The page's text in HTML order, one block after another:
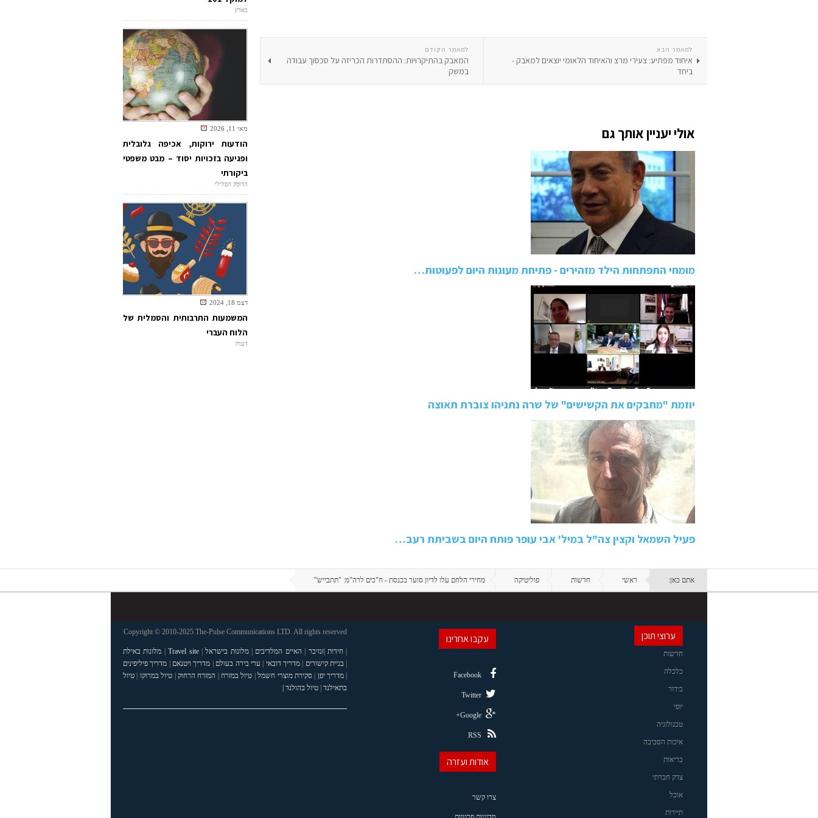
למאמר הקודם
המאבק בהתיקרויות: ההסתדרות הכריזה על סכסוך עבודה
במשק
למאמר הבא
איחוד מפתיע: צעירי מרצ והאיחוד הלאומי יוצאים למאבק -
ביחד
אולי יעניין אותך גם
מומחי התפתחות הילד מזהירים - פתיחת מעונות היום לפעוטות…
יוזמת "מחבקים את הקשישים" של שרה נתניהו צוברת תאוצה
פעיל השמאל וקצין צה"ל במיל' אבי עופר פותח היום בשביתת רעב…
בארץ
מאי 11, 2026
הודעות ירוקות, אכיפה גלובלית
ופגיעה בזכויות יסוד – מבט משפטי
ביקורתי
הדופק הפלילי
דצמ 18, 2024
המשמעות התרבותית והסמלית של
הלוח העברי
דעות
אתם כאן: ראשי חדשות פוליטיקה מחירי הלחם עלו לדיון סוער בכנסת - ח"כים לרה"מ: "תתבייש"
ערוצי תוכן
חדשות
כלכלה
בידור
יופי
טכנולוגיה
איכות הסביבה
בריאות
צדק חברתי
אוכל
תיירות
עקבו אחרינו
Facebook
Twitter
Google+
RSS
אודות ועזרה
צרו קשר
Copyright © 2010-2025 The-Pulse Communications LTD. All rights reserved
| חידות |זנזיבר | האיים המלדיבים |מלונות בישראל|
Travel site
| מלונות באילת
| בניית קישורים |מדריך דובאי | ערי בירה בעולם | מדריך ויטנאם | מדריך פיליפינים
| מדריך יפן |סקירת מוצרי חשמל| טיול במזרח | המזרח הרחוק | טיול במרוקו | טיול
בתאילנד| טיול בהולנד |